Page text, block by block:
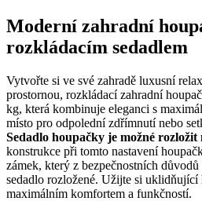
Moderní zahradní
rozkládacím sedadlem
Vytvořte si ve své zahradě luxusní
prostornou, rozkládací zahradní
kg, která kombinuje eleganci s
místo pro odpolední zdřímnutí nebo
Sedadlo houpačky je možné rozložit
konstrukce při tomto nastavení
zámek, který z bezpečnostních
sedadlo rozložené. Užijte si uklidňující
maximálním komfortem a funkčností.